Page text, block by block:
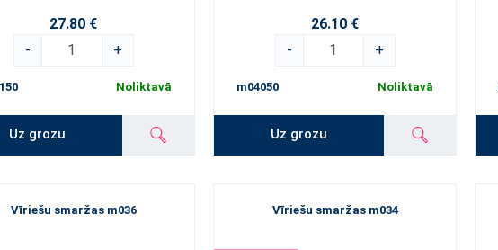
27.80 €
-
+
Noliktavā
Uz grozu
26.10 €
-
+
m04050 Noliktavā
Uz grozu
Vīriešu smaržas m036 Vīriešu smaržas m034